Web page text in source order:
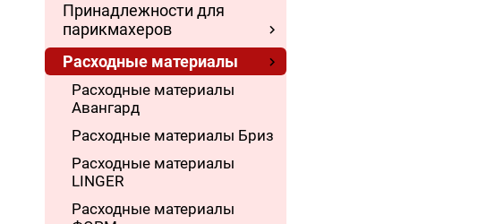
Принадлежности для
парикмахеров
Расходные материалы
Расходные материалы
Авангард
Расходные материалы Бриз
Расходные материалы
LINGER
Расходные материалы